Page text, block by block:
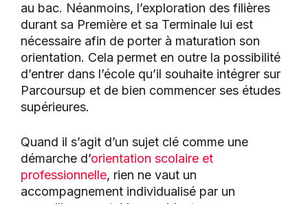
au bac. Néanmoins, l’exploration des filières
durant sa Première et sa Terminale lui est
nécessaire afin de porter à maturation son
orientation. Cela permet en outre la possibilité
d’entrer dans l’école qu’il souhaite intégrer sur
Parcoursup et de bien commencer ses études
supérieures.
Quand il s’agit d’un sujet clé comme une
démarche d’orientation scolaire et
professionnelle, rien ne vaut un
accompagnement individualisé par un